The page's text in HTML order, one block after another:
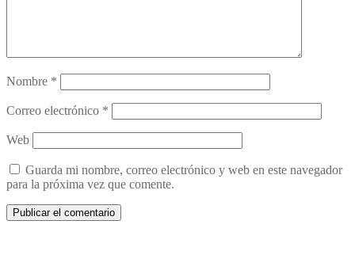
Nombre *
Correo electrónico *
Web
Guarda mi nombre, correo electrónico y web en este navegador
para la próxima vez que comente.